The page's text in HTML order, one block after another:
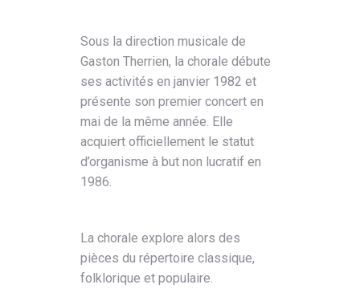
Sous la direction musicale de
Gaston Therrien, la chorale débute
ses activités en janvier 1982 et
présente son premier concert en
mai de la même année. Elle
acquiert officiellement le statut
d’organisme à but non lucratif en
1986.
La chorale explore alors des
pièces du répertoire classique,
folklorique et populaire.